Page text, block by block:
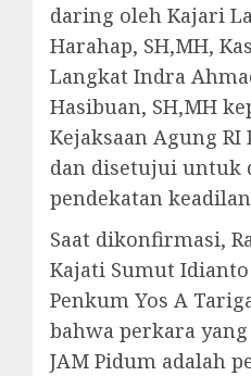
daring oleh Kajari
Harahap, SH,MH,
Langkat Indra
Hasibuan, SH,MH
Kejaksaan Agung RI
dan disetujui untuk
pendekatan
Saat dikonfirmasi,
Kajati Sumut
Penkum Yos A
bahwa perkara
JAM Pidum adalah